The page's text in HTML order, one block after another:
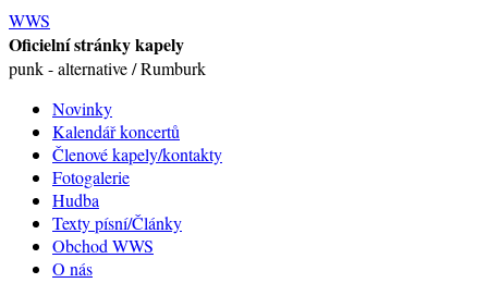
WWS
Oficielní stránky kapely
punk - alternative / Rumburk
Novinky
Kalendář koncertů
Členové kapely/kontakty
Fotogalerie
Hudba
Texty písní/Články
Obchod WWS
O nás